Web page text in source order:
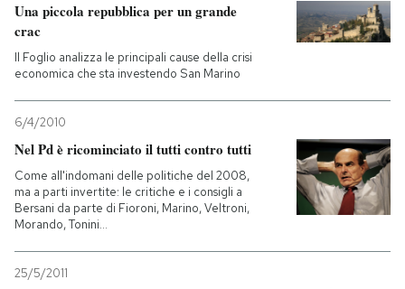
Una piccola repubblica per un grande
crac
Il Foglio analizza le principali cause della crisi
economica che sta investendo San Marino
6/4/2010
Nel Pd è ricominciato il tutti contro tutti
Come all'indomani delle politiche del 2008,
ma a parti invertite: le critiche e i consigli a
Bersani da parte di Fioroni, Marino, Veltroni,
Morando, Tonini...
25/5/2011